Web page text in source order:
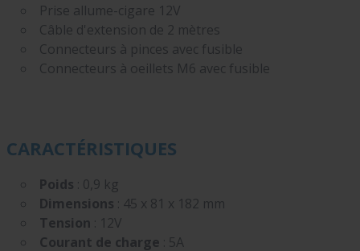
Prise allume-cigare 12V
Câble d'extension de 2 mètres
Connecteurs à pinces avec fusible
Connecteurs à oeillets M6 avec fusible
CARACTÉRISTIQUES
Poids : 0,9 kg
Dimensions : 45 x 81 x 182 mm
Tension : 12V
Courant de charge : 5A